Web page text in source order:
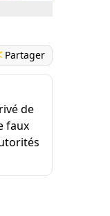
Partager
de
faux